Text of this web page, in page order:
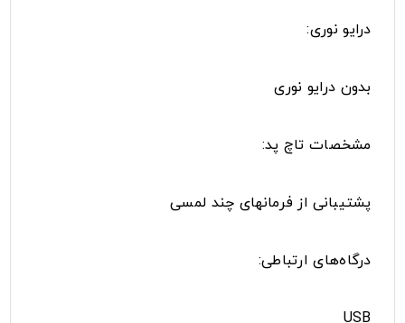
درایو نوری:
بدون درایو نوری
مشخصات تاچ پد:
پشتیبانی از فرمانهای چند لمسی
درگاه‌های ارتباطی:
USB